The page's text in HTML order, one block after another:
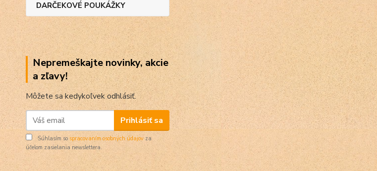
DARČEKOVÉ POUKÁŽKY
Nepremeškajte novinky, akcie
a zľavy!
Môžete sa kedykoľvek odhlásiť.
Prihlásiť sa
Súhlasím so spracovaním osobných údajov za
účelom zasielania newslettera.